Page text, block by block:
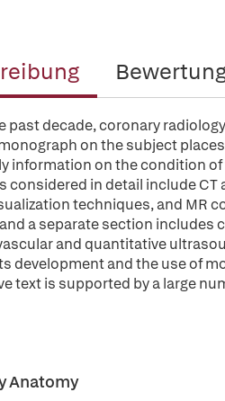
past decade, coronary
on the subject
information on the condition
considered in detail include
techniques, and MR
a separate section
and quantitative
development and the use of
text is supported by a large
Anatomy